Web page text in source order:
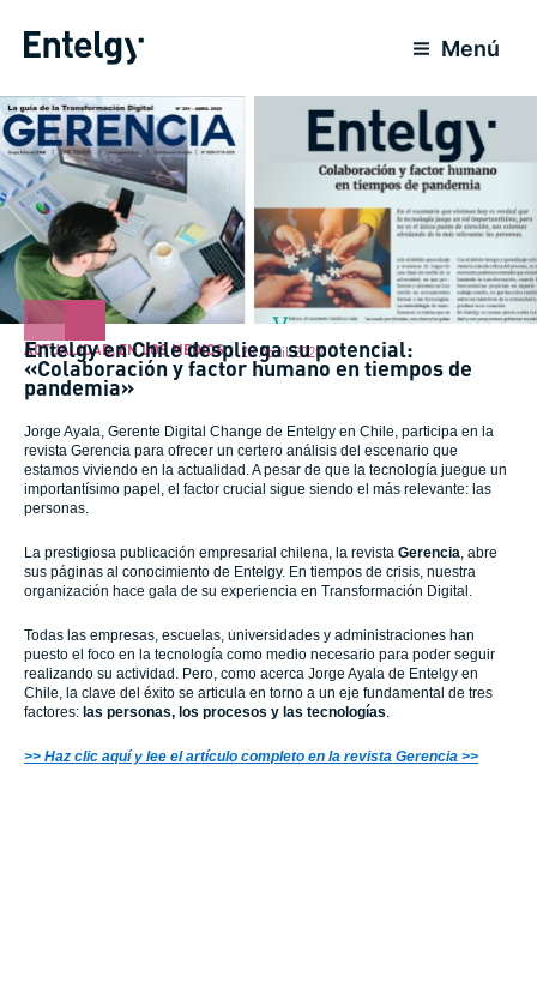
Menú
ACTUALIDAD,EN LOS MEDIOS 23 Abril 2020
Entelgy en Chile despliega su potencial:
«Colaboración y factor humano en tiempos de
pandemia»
Jorge Ayala, Gerente Digital Change de Entelgy en Chile, participa en la
revista Gerencia para ofrecer un certero análisis del escenario que
estamos viviendo en la actualidad. A pesar de que la tecnología juegue un
importantísimo papel, el factor crucial sigue siendo el más relevante: las
personas.
La prestigiosa publicación empresarial chilena, la revista Gerencia, abre
sus páginas al conocimiento de Entelgy. En tiempos de crisis, nuestra
organización hace gala de su experiencia en Transformación Digital.
Todas las empresas, escuelas, universidades y administraciones han
puesto el foco en la tecnología como medio necesario para poder seguir
realizando su actividad. Pero, como acerca Jorge Ayala de Entelgy en
Chile, la clave del éxito se articula en torno a un eje fundamental de tres
factores: las personas, los procesos y las tecnologías.
>> Haz clic aquí y lee el artículo completo en la revista Gerencia >>